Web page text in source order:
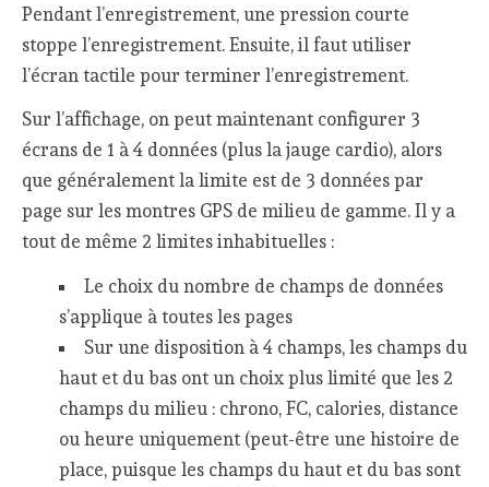
Pendant l’enregistrement, une pression courte
stoppe l’enregistrement. Ensuite, il faut utiliser
l’écran tactile pour terminer l’enregistrement.
Sur l’affichage, on peut maintenant configurer 3
écrans de 1 à 4 données (plus la jauge cardio), alors
que généralement la limite est de 3 données par
page sur les montres GPS de milieu de gamme. Il y a
tout de même 2 limites inhabituelles :
Le choix du nombre de champs de données
s’applique à toutes les pages
Sur une disposition à 4 champs, les champs du
haut et du bas ont un choix plus limité que les 2
champs du milieu : chrono, FC, calories, distance
ou heure uniquement (peut-être une histoire de
place, puisque les champs du haut et du bas sont